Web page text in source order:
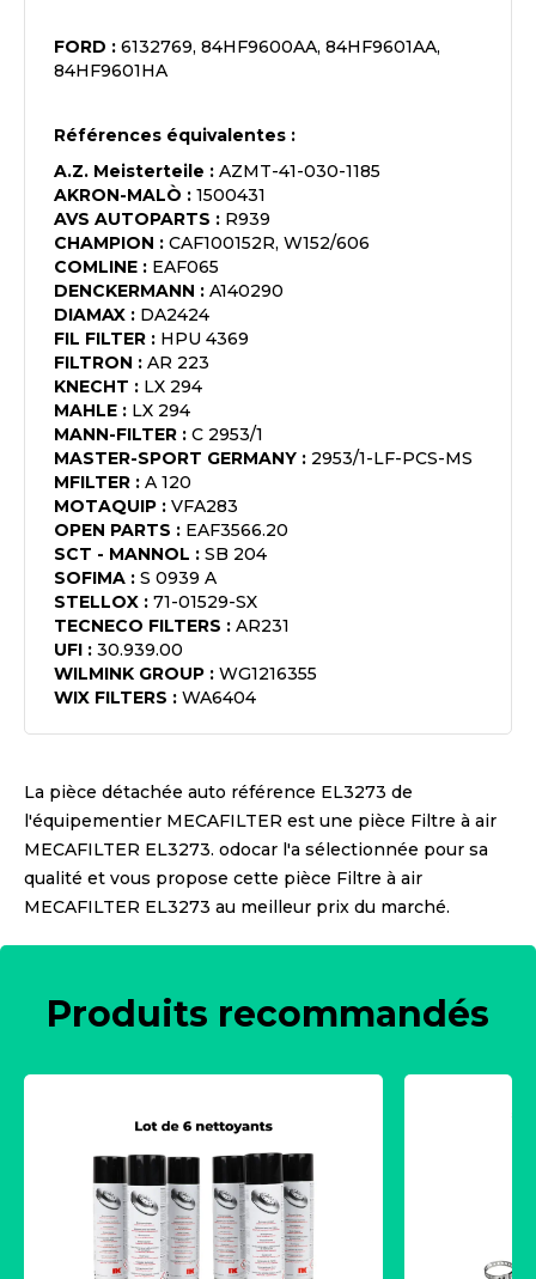
FORD : 6132769, 84HF9600AA, 84HF9601AA,
84HF9601HA
Références équivalentes :
A.Z. Meisterteile : AZMT-41-030-1185
AKRON-MALÒ : 1500431
AVS AUTOPARTS : R939
CHAMPION : CAF100152R, W152/606
COMLINE : EAF065
DENCKERMANN : A140290
DIAMAX : DA2424
FIL FILTER : HPU 4369
FILTRON : AR 223
KNECHT : LX 294
MAHLE : LX 294
MANN-FILTER : C 2953/1
MASTER-SPORT GERMANY : 2953/1-LF-PCS-MS
MFILTER : A 120
MOTAQUIP : VFA283
OPEN PARTS : EAF3566.20
SCT - MANNOL : SB 204
SOFIMA : S 0939 A
STELLOX : 71-01529-SX
TECNECO FILTERS : AR231
UFI : 30.939.00
WILMINK GROUP : WG1216355
WIX FILTERS : WA6404
La pièce détachée auto référence EL3273 de
l'équipementier MECAFILTER est une pièce Filtre à air
MECAFILTER EL3273. odocar l'a sélectionnée pour sa
qualité et vous propose cette pièce Filtre à air
MECAFILTER EL3273 au meilleur prix du marché.
Produits recommandés